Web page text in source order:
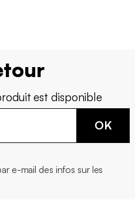
est disponible
OK
e-mail des infos sur les